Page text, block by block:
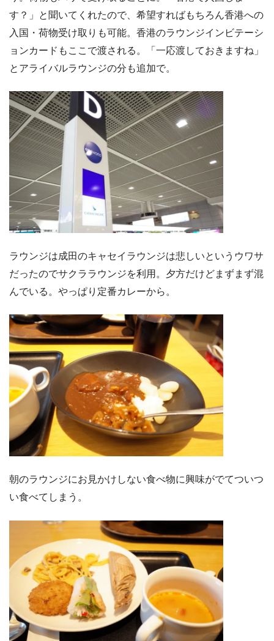
す？」と聞いてくれたので、希望すればもちろん香港への
入国・荷物受け取りも可能。香港のラウンジインビテーシ
ョンカードもここで渡される。「一応渡しておきますね」
とアライバルラウンジの分も追加で。
ラウンジは成田のキャセイラウンジは悲しいというウワサ
だったのでサクララウンジを利用。夕方だけどまずまず混
んでいる。やっぱり定番カレーから。
朝のラウンジにお見かけしない食べ物に興味がでてついつ
い食べてしまう。